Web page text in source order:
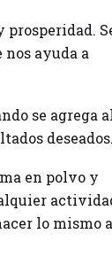
prosperidad.
ayuda a
se agrega
deseados.
en polvo y
lo mismo